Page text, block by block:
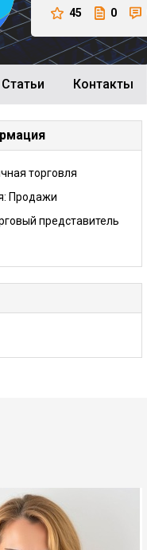
45 0
Cтатьи Контакты
торговля
Продажи
представитель